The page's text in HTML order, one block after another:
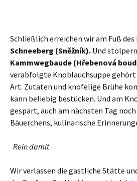
Schließlich erreichen wir am Fuß des
Schneeberg (Sněžník). Und
Kammwegbaude (Hřebenová
verabfolgte Knoblauchsuppe
Art. Zutaten und knofelige Brühe
kann beliebig bestücken. Und am
gespart, auch am nächsten Tag
Bäuerchens, kulinarische
Rein damit
Wir verlassen die gastliche Stätte